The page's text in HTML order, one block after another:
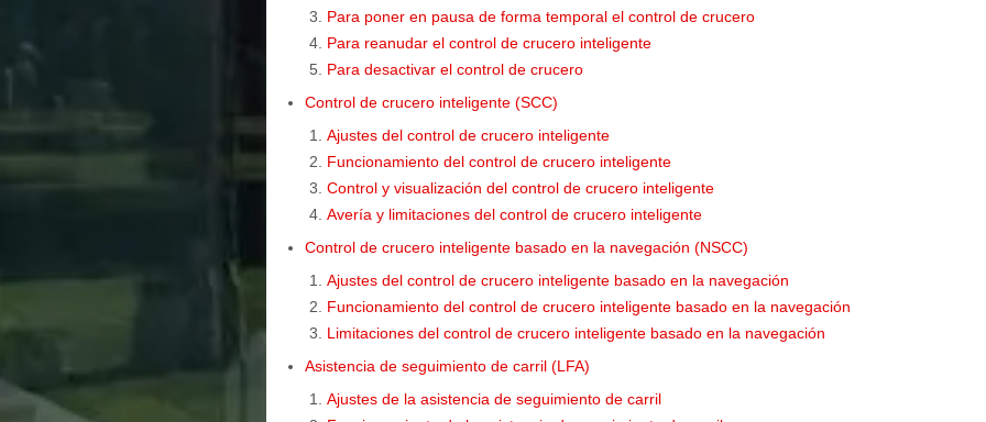
Para poner en pausa de forma temporal el control de crucero
Para reanudar el control de crucero inteligente
Para desactivar el control de crucero
Control de crucero inteligente (SCC)
Ajustes del control de crucero inteligente
Funcionamiento del control de crucero inteligente
Control y visualización del control de crucero inteligente
Avería y limitaciones del control de crucero inteligente
Control de crucero inteligente basado en la navegación (NSCC)
Ajustes del control de crucero inteligente basado en la navegación
Funcionamiento del control de crucero inteligente basado en la navegación
Limitaciones del control de crucero inteligente basado en la navegación
Asistencia de seguimiento de carril (LFA)
Ajustes de la asistencia de seguimiento de carril